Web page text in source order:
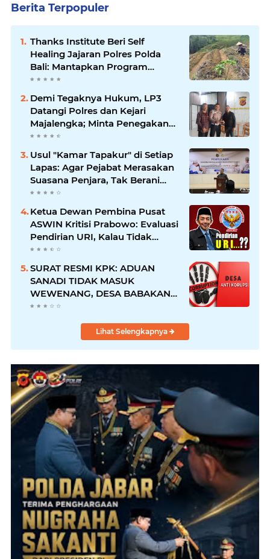
Berita Terpopuler
Thanks Institute Beri Self
Healing Jajaran Polres Polda
Bali: Mantapkan Program
Unggulan Kapolda
Demi Tegaknya Hukum, LP3
Datangi Polres dan Kejari
Majalengka; Minta Penegakan
Proporsional: Restoratif untuk
Lemah, Tegas untuk Narkoba &
Oknum
Usul "Kamar Tapakur" di Setiap
Lapas: Agar Pejabat Merasakan
Suasana Penjara, Tak Berani
Korupsi dan Menyalahgunakan
Ketua Dewan Pembina Pusat
ASWIN Kritisi Prabowo: Evaluasi
Pendirian URI, Kalau Tidak
Mendesak Sebaiknya
SURAT RESMI KPK: ADUAN
SANADI TIDAK MASUK
WEWENANG, DESA BABAKAN
JUSTRU DITETAPKAN DESA
Lihat Selengkapnya